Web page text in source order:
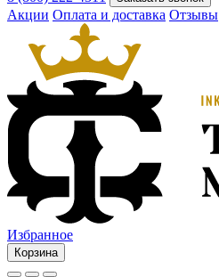
Акции Оплата и доставка Отзывы
Избранное
Корзина